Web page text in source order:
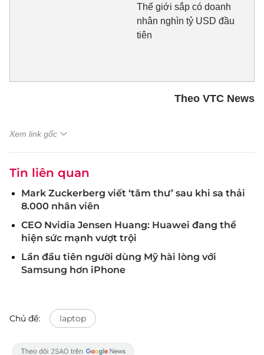
Thế giới sắp có doanh
nhân nghìn tỷ USD đầu
tiên
Theo VTC News
Xem link gốc
Tin liên quan
Mark Zuckerberg viết ‘tâm thư’ sau khi sa thải
8.000 nhân viên
CEO Nvidia Jensen Huang: Huawei đang thể
hiện sức mạnh vượt trội
Lần đầu tiên người dùng Mỹ hài lòng với
Samsung hơn iPhone
Chủ đề: laptop